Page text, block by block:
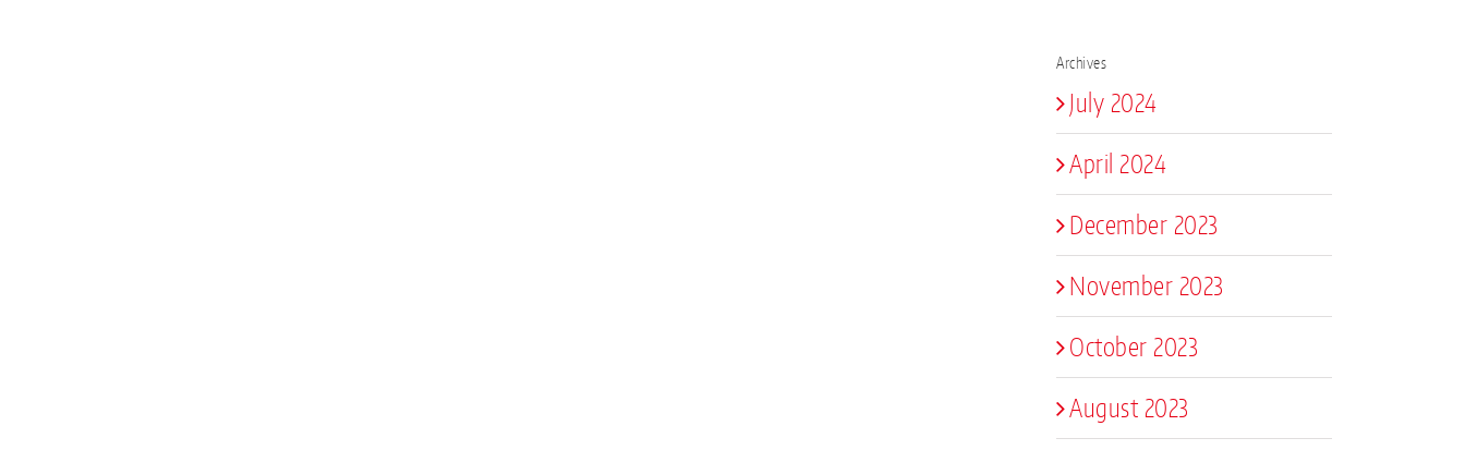
Archives
July 2024
April 2024
December 2023
November 2023
October 2023
August 2023